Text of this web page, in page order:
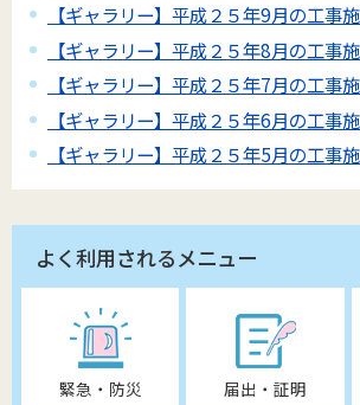
【ギャラリー】平成２５年9月の工事
【ギャラリー】平成２５年8月の工事
【ギャラリー】平成２５年7月の工事
【ギャラリー】平成２５年6月の工事
【ギャラリー】平成２５年5月の工事
よく利用されるメニュー
緊急・防災 届出・証明